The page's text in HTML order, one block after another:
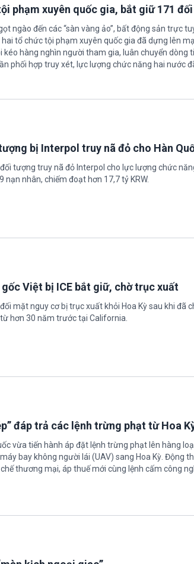
phạm xuyên quốc gia, bắt giữ 171
ngào đến các “sàn vàng ảo”, bất động sản trực
tổ chức tội phạm xuyên quốc gia đã dựng lên
kéo hàng nghìn người tham gia, luân chuyển dòng
phối hợp truy xét, lực lượng chức năng hai nước
bị Interpol truy nã đỏ cho Hàn
tượng truy nã đỏ Interpol cho lực lượng chức
nạn nhân, chiếm đoạt hơn 17,7 tỷ KRW.
Việt bị ICE bắt giữ, chờ trục xuất
mặt nguy cơ bị trục xuất khỏi Hoa Kỳ sau khi đã
hơn 30 năm trước tại California.
đáp trả các lệnh trừng phạt từ Hoa
vừa tiến hành áp đặt lệnh trừng phạt lên hàng
bay không người lái (UAV) sang Hoa Kỳ. Động
thương mại, áp thuế mới cùng lệnh cấm công